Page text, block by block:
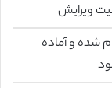
ویرایش
شده و آماده